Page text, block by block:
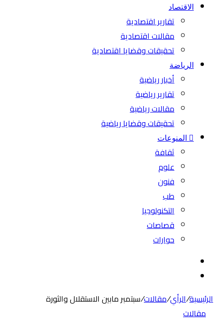
الاقتصاد
تقارير اقتصادية
مقالات اقتصادية
تحقيقات وقضايا اقتصادية
الرياضة
أخبار رياضية
تقارير رياضية
مقالات رياضية
تحقيقات وقضايا رياضية
المنوعات
ثقافة
علوم
فنون
طب
التكنولوجيا
قصاصات
حوارات
المظلم
الرئيسية/الرأي/مقالات/سبتمبر مابين الاستقلال والثورة
مقالات